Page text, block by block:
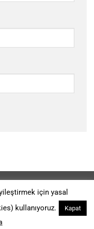
126526 Patent Numaraları
©Kromtaş Makina Sanayi -
Fiction
için yasal
kullanıyoruz.
Kapat